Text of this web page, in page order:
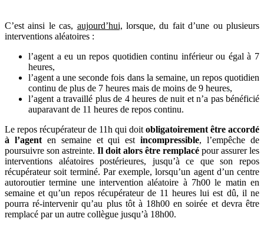
C’est ainsi le cas, aujourd’hui, lorsque, du fait d’une ou plusieurs
interventions aléatoires :
l’agent a eu un repos quotidien continu inférieur ou égal à 7
heures,
l’agent a une seconde fois dans la semaine, un repos quotidien
continu de plus de 7 heures mais de moins de 9 heures,
l’agent a travaillé plus de 4 heures de nuit et n’a pas bénéficié
auparavant de 11 heures de repos continu.
Le repos récupérateur de 11h qui doit obligatoirement être accordé
à l’agenten semaine et qui est incompressible, l’empêche de
poursuivre son astreinte. Il doit alors être remplacé pour assurer les
interventions aléatoires postérieures, jusqu’à ce que son repos
récupérateur soit terminé. Par exemple, lorsqu’un agent d’un centre
autoroutier termine une intervention aléatoire à 7h00 le matin en
semaine et qu’un repos récupérateur de 11 heures lui est dû, il ne
pourra ré-intervenir qu’au plus tôt à 18h00 en soirée et devra être
remplacé par un autre collègue jusqu’à 18h00.